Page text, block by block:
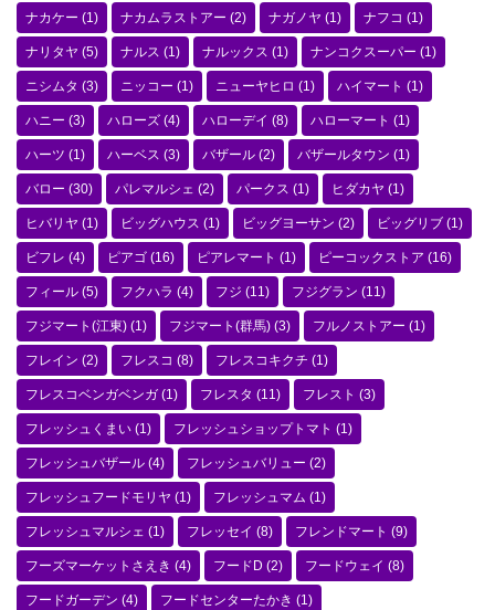
ナカケー (1) ナカムラストアー (2) ナガノヤ (1) ナフコ (1)
ナリタヤ (5) ナルス (1) ナルックス (1) ナンコクスーパー (1)
ニシムタ (3) ニッコー (1) ニューヤヒロ (1) ハイマート (1)
ハニー (3) ハローズ (4) ハローデイ (8) ハローマート (1)
ハーツ (1) ハーベス (3) バザール (2) バザールタウン (1)
バロー (30) パレマルシェ (2) パークス (1) ヒダカヤ (1)
ヒバリヤ (1) ビッグハウス (1) ビッグヨーサン (2) ビッグリブ (1)
ビフレ (4) ピアゴ (16) ピアレマート (1) ピーコックストア (16)
フィール (5) フクハラ (4) フジ (11) フジグラン (11)
フジマート(江東) (1) フジマート(群馬) (3) フルノストアー (1)
フレイン (2) フレスコ (8) フレスコキクチ (1)
フレスコベンガベンガ (1) フレスタ (11) フレスト (3)
フレッシュくまい (1) フレッシュショップトマト (1)
フレッシュバザール (4) フレッシュバリュー (2)
フレッシュフードモリヤ (1) フレッシュマム (1)
フレッシュマルシェ (1) フレッセイ (8) フレンドマート (9)
フーズマーケットさえき (4) フードD (2) フードウェイ (8)
フードガーデン (4) フードセンターたかき (1)